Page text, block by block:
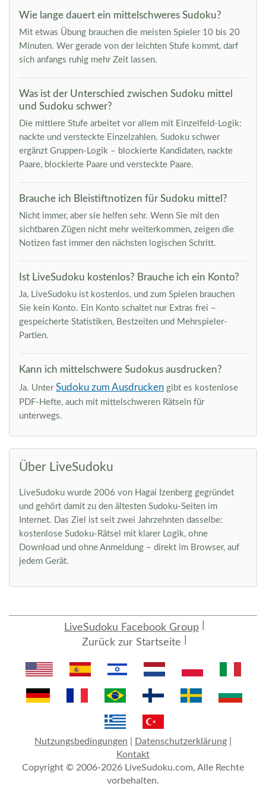
Wie lange dauert ein mittelschweres Sudoku?
Mit etwas Übung brauchen die meisten Spieler 10 bis 20
Minuten. Wer gerade von der leichten Stufe kommt, darf
sich anfangs ruhig mehr Zeit lassen.
Was ist der Unterschied zwischen Sudoku mittel
und Sudoku schwer?
Die mittlere Stufe arbeitet vor allem mit Einzelfeld-Logik:
nackte und versteckte Einzelzahlen. Sudoku schwer
ergänzt Gruppen-Logik – blockierte Kandidaten, nackte
Paare, blockierte Paare und versteckte Paare.
Brauche ich Bleistiftnotizen für Sudoku mittel?
Nicht immer, aber sie helfen sehr. Wenn Sie mit den
sichtbaren Zügen nicht mehr weiterkommen, zeigen die
Notizen fast immer den nächsten logischen Schritt.
Ist LiveSudoku kostenlos? Brauche ich ein Konto?
Ja, LiveSudoku ist kostenlos, und zum Spielen brauchen
Sie kein Konto. Ein Konto schaltet nur Extras frei –
gespeicherte Statistiken, Bestzeiten und Mehrspieler-
Partien.
Kann ich mittelschwere Sudokus ausdrucken?
Ja. Unter Sudoku zum Ausdrucken gibt es kostenlose
PDF-Hefte, auch mit mittelschweren Rätseln für
unterwegs.
Über LiveSudoku
LiveSudoku wurde 2006 von Hagai Izenberg gegründet
und gehört damit zu den ältesten Sudoku-Seiten im
Internet. Das Ziel ist seit zwei Jahrzehnten dasselbe:
kostenlose Sudoku-Rätsel mit klarer Logik, ohne
Download und ohne Anmeldung – direkt im Browser, auf
jedem Gerät.
LiveSudoku Facebook Group
Zurück zur Startseite
Nutzungsbedingungen Datenschutzerklärung
Kontakt
Copyright © 2006-2026 LiveSudoku.com, Alle Rechte
vorbehalten.